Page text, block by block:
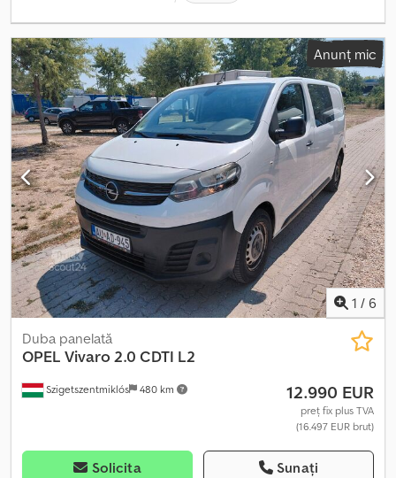
Anunț mic
1 / 6
Szigetszentmiklós 480 km
Duba panelată
OPEL Vivaro 2.0 CDTI L2
12.990 EUR
preț fix plus TVA
(16.497 EUR brut)
Solicita Sunați